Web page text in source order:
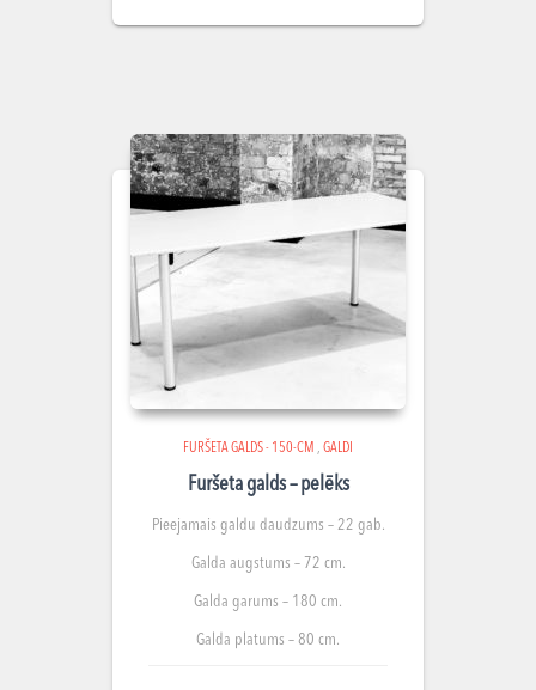
FURŠETA GALDS - 150-CM , GALDI
Furšeta galds – pelēks
Pieejamais galdu daudzums – 22 gab.
Galda augstums – 72 cm.
Galda garums – 180 cm.
Galda platums – 80 cm.